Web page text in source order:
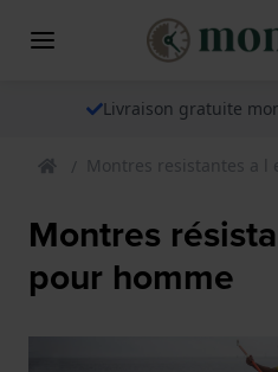
Livraison gratuite
Montres resistantes a l
Montres
pour homme